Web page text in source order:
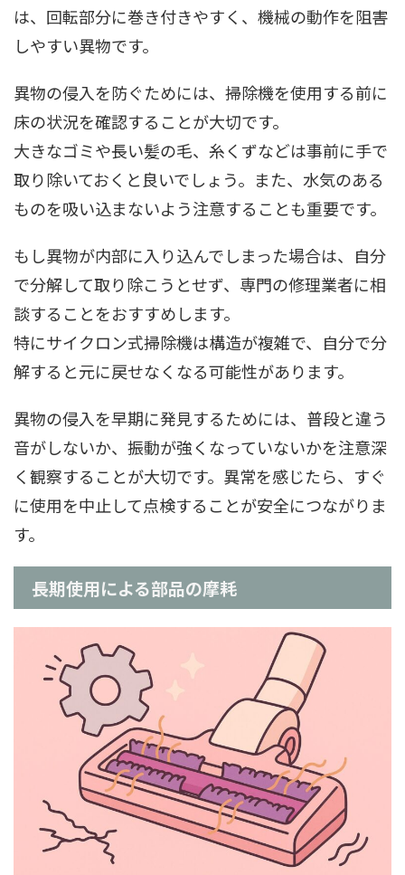
は、回転部分に巻き付きやすく、機械の動作を阻害
しやすい異物です。
異物の侵入を防ぐためには、掃除機を使用する前に
床の状況を確認することが大切です。
大きなゴミや長い髪の毛、糸くずなどは事前に手で
取り除いておくと良いでしょう。また、水気のある
ものを吸い込まないよう注意することも重要です。
もし異物が内部に入り込んでしまった場合は、自分
で分解して取り除こうとせず、専門の修理業者に相
談することをおすすめします。
特にサイクロン式掃除機は構造が複雑で、自分で分
解すると元に戻せなくなる可能性があります。
異物の侵入を早期に発見するためには、普段と違う
音がしないか、振動が強くなっていないかを注意深
く観察することが大切です。異常を感じたら、すぐ
に使用を中止して点検することが安全につながりま
す。
長期使用による部品の摩耗